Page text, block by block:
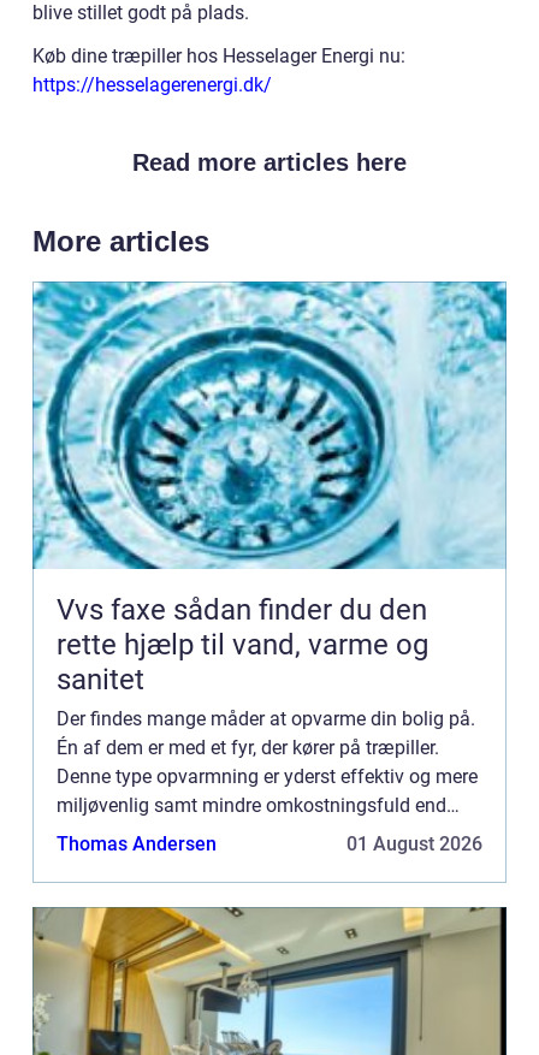
blive stillet godt på plads.
Køb dine træpiller hos Hesselager Energi nu:
https://hesselagerenergi.dk/
Read more articles here
More articles
Vvs faxe sådan finder du den
rette hjælp til vand, varme og
sanitet
Der findes mange måder at opvarme din bolig på.
Én af dem er med et fyr, der kører på træpiller.
Denne type opvarmning er yderst effektiv og mere
miljøvenlig samt mindre omkostningsfuld end
f.eks. et oliefyr. Når du fyrer med træpiller, er det
Thomas Andersen 01 August 2026